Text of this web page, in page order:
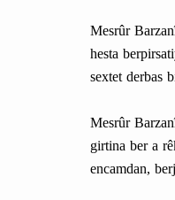
Mesrûr
hesta
sextet derbas
Mesrûr
girtina ber a
encamdan,